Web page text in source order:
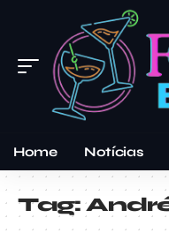
Home Notícias
Tag: